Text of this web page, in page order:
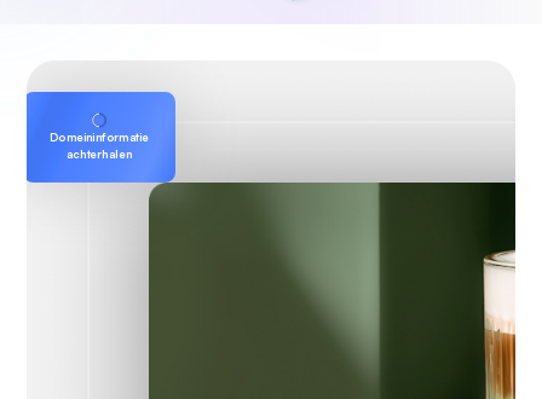
Domeininformatie
achterhalen